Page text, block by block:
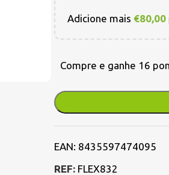
Adicione mais €80,00
Compre e ganhe 16
EAN: 8435597474095
REF: FLEX832